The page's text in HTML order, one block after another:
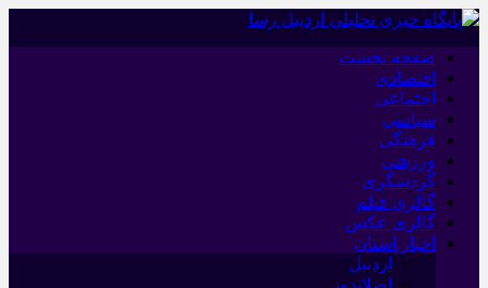
صفحه نخست
اقتصادی
اجتماعی
سیاسی
فرهنگی
ورزشی
گردشگری
گالری فیلم
گالری عکس
اخبار استان
اردبیل
اصلاندوز